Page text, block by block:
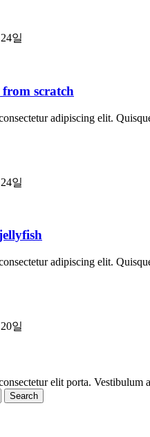
일
scratch
adipiscing elit.
일
adipiscing elit.
일
elit porta.
Search